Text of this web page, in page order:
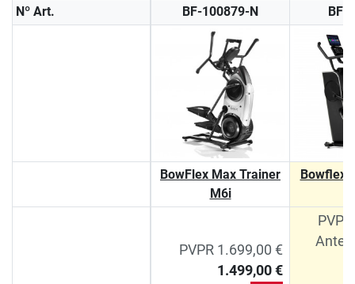
Nº Art. BF-100879-N BF-
BowFlex Max Trainer
M6i
Bowflex
PVPR 1.699,00 €
1.499,00 €
Antes